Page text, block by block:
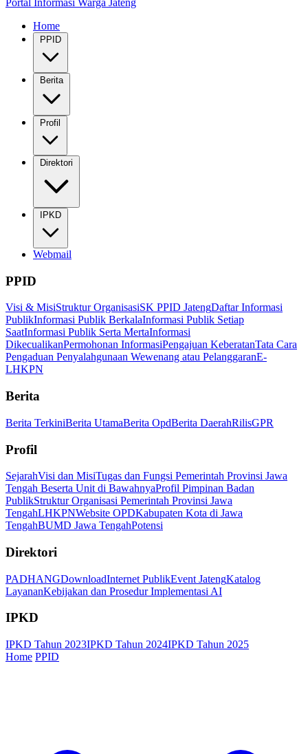
Portal Informasi Warga Jateng
Home
PPID
Berita
Profil
Direktori
IPKD
Webmail
PPID
Visi & MisiStruktur OrganisasiSK PPID JatengDaftar Informasi
PublikInformasi Publik BerkalaInformasi Publik Setiap
SaatInformasi Publik Serta MertaInformasi
DikecualikanPermohonan InformasiPengajuan KeberatanTata Cara
Pengaduan Penyalahgunaan Wewenang atau PelanggaranE-
LHKPN
Berita
Berita TerkiniBerita UtamaBerita OpdBerita DaerahRilisGPR
Profil
SejarahVisi dan MisiTugas dan Fungsi Pemerintah Provinsi Jawa
Tengah Beserta Unit di BawahnyaProfil Pimpinan Badan
PublikStruktur Organisasi Pemerintah Provinsi Jawa
TengahLHKPNWebsite OPDKabupaten Kota di Jawa
TengahBUMD Jawa TengahPotensi
Direktori
PADHANGDownloadInternet PublikEvent JatengKatalog
LayananKebijakan dan Prosedur Implementasi AI
IPKD
IPKD Tahun 2023IPKD Tahun 2024IPKD Tahun 2025
Home PPID